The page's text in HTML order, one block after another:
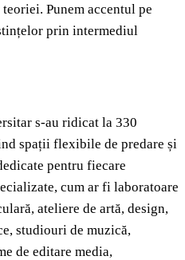
Punem accentul pe
prin intermediul
s-au ridicat la 330
spații flexibile de predare și
pentru fiecare
cum ar fi laboratoare
ateliere de artă, design,
studiouri de muzică,
de editare media,